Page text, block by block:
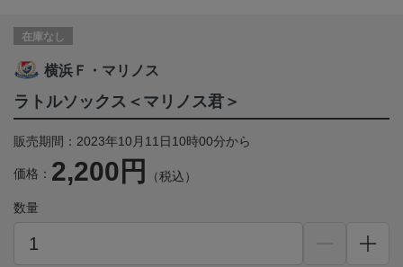
在庫なし
横浜Ｆ・マリノス
ラトルソックス＜マリノス君＞
販売期間：2023年10月11日10時00分から
価格： 2,200円 （税込）
数量